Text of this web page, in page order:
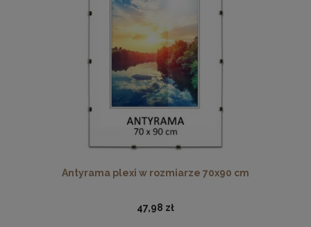
Potykacz reklamowy z opalanego drewna - składana
tablica kredowa w rozmiarze 50x90 cm
89,99 zł
DO KOSZYKA
Antyrama plexi w rozmiarze 70x90 cm
47,98 zł